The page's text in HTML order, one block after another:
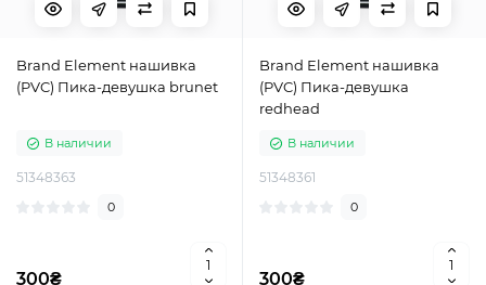
Brand Element нашивка
(PVC) Пика-девушка brunet
В наличии
51348363
0
300₴
Brand Element нашивка
(PVC) Пика-девушка
redhead
В наличии
51348361
0
300₴